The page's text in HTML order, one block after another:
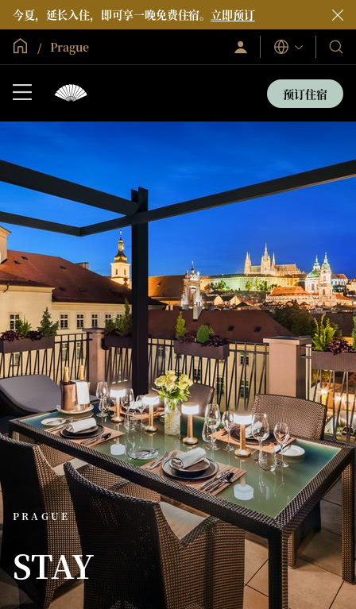
今夏，延长入住，即可享一晚免费住宿。 立即预订
全球首页
Prague
登
录/
语
言
我
们
的
酒
假
村
预订住宿
PRAGUE
STAY